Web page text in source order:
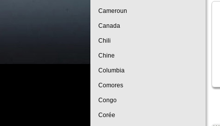
Cameroun
Canada
Chili
Chine
Columbia
Comores
Congo
Corée